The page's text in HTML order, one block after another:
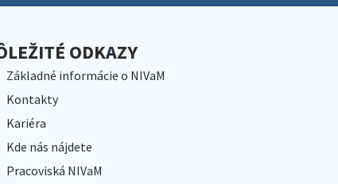
ODKAZY
Základné informácie o NIVaM
Kontakty
Kariéra
Kde nás nájdete
Pracoviská NIVaM